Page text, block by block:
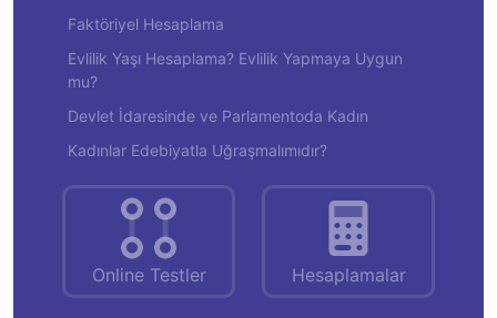
Faktöriyel Hesaplama
Evlilik Yaşı Hesaplama? Evlilik Yapmaya Uygun
mu?
Devlet İdaresinde ve Parlamentoda Kadın
Kadınlar Edebiyatla Uğraşmalımıdır?
Online Testler Hesaplamalar